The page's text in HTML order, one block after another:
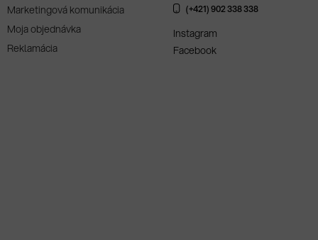
Marketingová komunikácia
Moja objednávka
Reklamácia
(+421) 902 338 338
Instagram
Facebook